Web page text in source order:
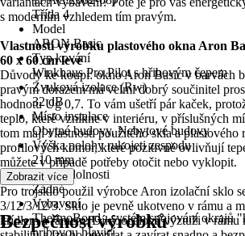
Třída 4
Model
ARON Basic
Typ kování
Winkhaus Pro Pilot s hřibovým čepem
Zvuková izolace (Rw)
32 dB
Místo instalace
Obytné budovy, Nebytové budovy
Výška polohy rukojeti zespodu
210 mm
Třída odolnosti
Žádné
Vybavení
ThermoBond - systém spojování okrajů
hribovou hlavicí
s moderním vzhledem tím pravým.
Vlastnosti výrobku plastového okna Aron
60 x 60 cm levé
Důvody ke koupi: okno Aron Basic v barvách
pravým dorazem má velmi dobrý součinitel
hodnotu Ug 0,7. To vám ušetří pár kaček,
teplo, které vznikne v interiéru, v příslušných
tom mají vlastnosti použitého skla a plastového
profilových komor, které pozitivně ovlivňují
můžete v případě potřeby otočit nebo vyklopit.
Pro trojsklo použil výrobce Aron izolační sklo
3/12/3/12/3. Sklo je pevně ukotveno v rámu a
křídlem a rámem. Díky ocelové výztuži v rámu
Zobrazit více
Bezpečnost výrobků